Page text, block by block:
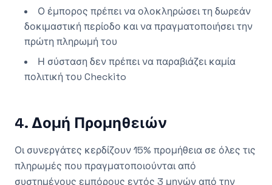
Ο έμπορος πρέπει να ολοκληρώσει τη δωρεάν
δοκιμαστική περίοδο και να πραγματοποιήσει την
πρώτη πληρωμή του
Η σύσταση δεν πρέπει να παραβιάζει καμία
πολιτική του Checkito
4. Δομή Προμηθειών
Οι συνεργάτες κερδίζουν 15% προμήθεια σε όλες τις
πληρωμές που πραγματοποιούνται από
συστημένους εμπόρους εντός 3 μηνών από την